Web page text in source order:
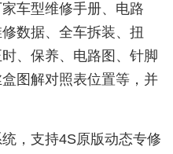
车型维修手册、电路
数据、全车拆装、扭
、保养、电路图、针脚
图解对照表位置等，并
，支持4S原版动态专修